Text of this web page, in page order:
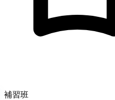
補習班